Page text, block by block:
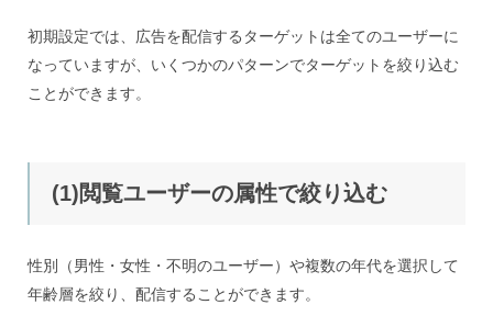
初期設定では、広告を配信するターゲットは全てのユーザーに
なっていますが、いくつかのパターンでターゲットを絞り込む
ことができます。
(1)閲覧ユーザーの属性で絞り込む
性別（男性・女性・不明のユーザー）や複数の年代を選択して
年齢層を絞り、配信することができます。